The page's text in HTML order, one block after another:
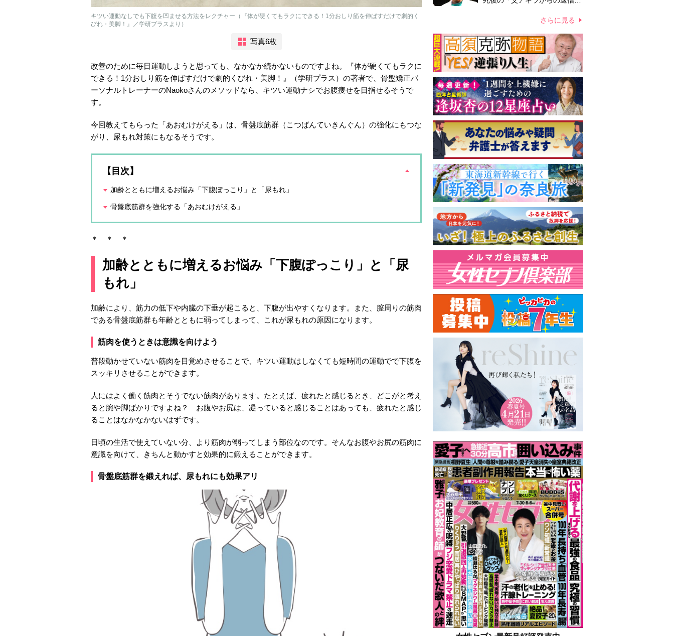
キツい運動なしでも下腹を凹ませる方法をレクチャー（『体が硬くてもラクにできる！1分おしり筋を伸ばすだけで劇的く
びれ・美脚！』／学研プラスより）
写真6枚
改善のために毎日運動しようと思っても、なかなか続かないものですよね。『体が硬くてもラクに
できる！1分おしり筋を伸ばすだけで劇的くびれ・美脚！』（学研プラス）の著者で、骨盤矯正パ
ーソナルトレーナーのNaokoさんのメソッドなら、キツい運動ナシでお腹痩せを目指せるそうで
す。
今回教えてもらった「あおむけがえる」は、骨盤底筋群（こつばんていきんぐん）の強化にもつな
がり、尿もれ対策にもなるそうです。
【目次】
加齢とともに増えるお悩み「下腹ぽっこり」と「尿もれ」
骨盤底筋群を強化する「あおむけがえる」
＊ ＊ ＊
加齢とともに増えるお悩み「下腹ぽっこり」と「尿
もれ」
加齢により、筋力の低下や内臓の下垂が起こると、下腹が出やすくなります。また、膣周りの筋肉
である骨盤底筋群も年齢とともに弱ってしまって、これが尿もれの原因になります。
筋肉を使うときは意識を向けよう
普段動かせていない筋肉を目覚めさせることで、キツい運動はしなくても短時間の運動でで下腹を
スッキリさせることができます。
人にはよく働く筋肉とそうでない筋肉があります。たとえば、疲れたと感じるとき、どこがと考え
ると腕や脚ばかりですよね？ お腹やお尻は、凝っていると感じることはあっても、疲れたと感じ
ることはなかなかないはずです。
日頃の生活で使えていない分、より筋肉が弱ってしまう部位なのです。そんなお腹やお尻の筋肉に
意識を向けて、きちんと動かすと効果的に鍛えることができます。
骨盤底筋群を鍛えれば、尿もれにも効果アリ
さらに見る